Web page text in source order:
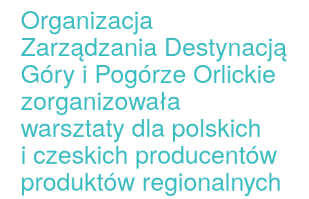
Organizacja
Zarządzania Destynacją
Góry i Pogórze Orlickie
zorganizowała
warsztaty dla polskich
i czeskich producentów
produktów regionalnych